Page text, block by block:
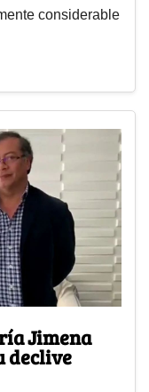
considerable
Jimena
declive